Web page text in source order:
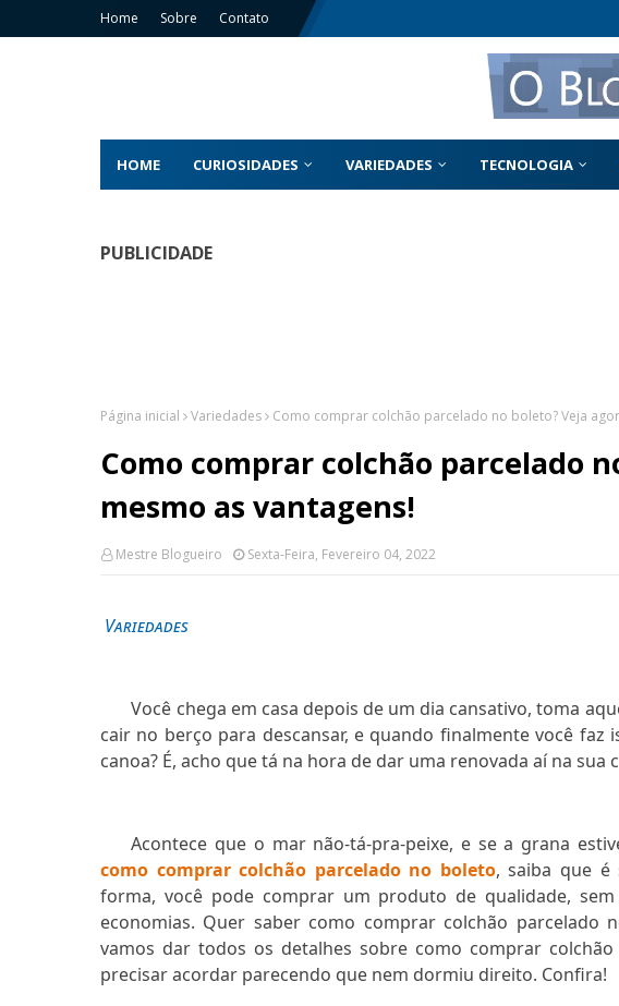
Home Sobre Contato
HOME CURIOSIDADES VARIEDADES TECNOLOGIA
PUBLICIDADE
Página inicial Variedades Como comprar colchão parcelado no boleto? Veja
Como comprar colchão parcelado
mesmo as vantagens!
Mestre Blogueiro Sexta-Feira, Fevereiro 04, 2022
Variedades
Você chega em casa depois de um dia cansativo, toma
cair no berço para descansar, e quando finalmente você faz
canoa? É, acho que tá na hora de dar uma renovada aí na sua
Acontece que o mar não-tá-pra-peixe, e se a grana
como comprar colchão parcelado no boleto, saiba que é
forma, você pode comprar um produto de qualidade,
economias. Quer saber como comprar colchão parcelado
vamos dar todos os detalhes sobre como comprar
precisar acordar parecendo que nem dormiu direito. Confira!